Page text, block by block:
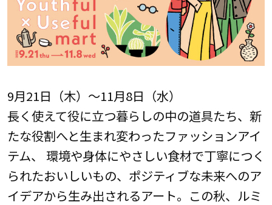
9月21日（木）～11月8日（水）
長く使えて役に立つ暮らしの中の道具たち、新
たな役割へと生まれ変わったファッションアイ
テム、 環境や身体にやさしい食材で丁寧につく
られたおいしいもの、ポジティブな未来へのア
イデアから生み出されるアート。この秋、ルミ